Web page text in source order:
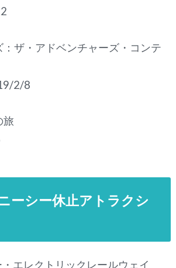
：ザ・アドベンチャーズ・コンテ
2/8
旅
ーシー休止アトラクシ